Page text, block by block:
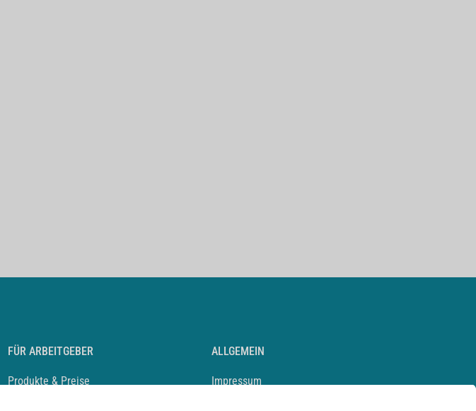
FÜR ARBEITGEBER
Produkte & Preise
ALLGEMEIN
Impressum